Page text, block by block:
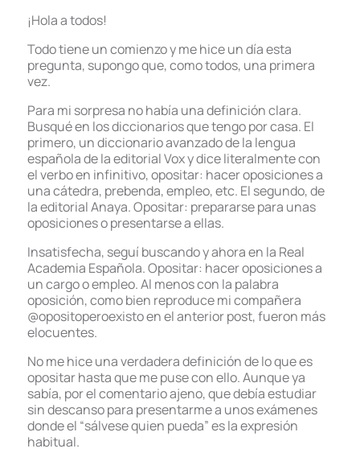
¡Hola a todos!
Todo tiene un comienzo y me hice un día esta
pregunta, supongo que, como todos, una primera
vez.
Para mi sorpresa no había una definición clara.
Busqué en los diccionarios que tengo por casa. El
primero, un diccionario avanzado de la lengua
española de la editorial Vox y dice literalmente con
el verbo en infinitivo, opositar: hacer oposiciones a
una cátedra, prebenda, empleo, etc. El segundo, de
la editorial Anaya. Opositar: prepararse para unas
oposiciones o presentarse a ellas.
Insatisfecha, seguí buscando y ahora en la Real
Academia Española. Opositar: hacer oposiciones a
un cargo o empleo. Al menos con la palabra
oposición, como bien reproduce mi compañera
@opositoperoexisto en el anterior post, fueron más
elocuentes.
No me hice una verdadera definición de lo que es
opositar hasta que me puse con ello. Aunque ya
sabía, por el comentario ajeno, que debía estudiar
sin descanso para presentarme a unos exámenes
donde el “sálvese quien pueda” es la expresión
habitual.